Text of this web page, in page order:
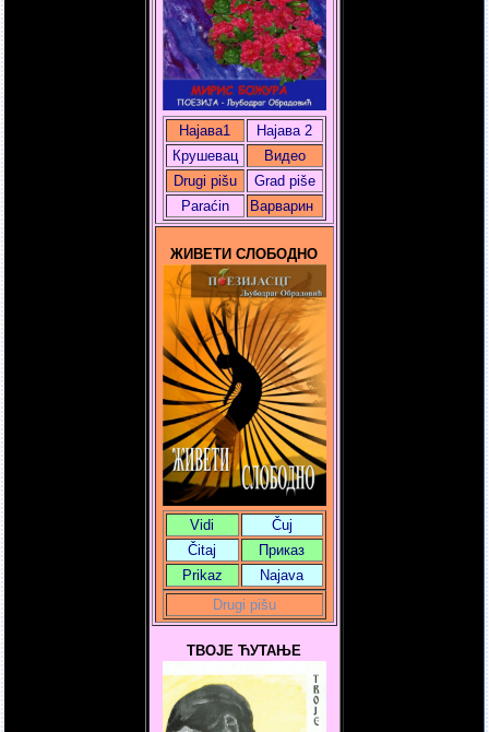
Најава1
Најава 2
Крушевац
Видео
Drugi pišu
Grad piše
Paraćin
Варварин
ЖИВЕТИ СЛОБОДНО
Vidi
Čuj
Čitaj
Приказ
Prikaz
Najava
Drugi pišu
ТВОЈЕ ЋУТАЊЕ